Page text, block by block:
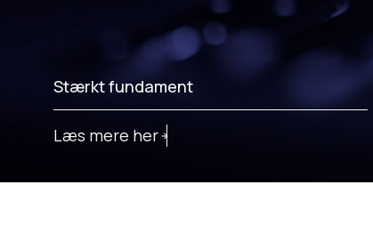
Stærkt fundament
Læs mere her